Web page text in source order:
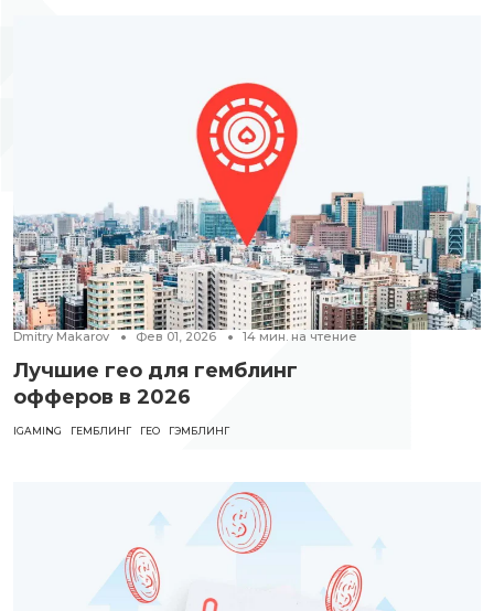
Dmitry Makarov Фев 01, 2026 14 мин. на чтение
Лучшие гео для гемблинг
офферов в 2026
IGAMING ГЕМБЛИНГ ГЕО ГЭМБЛИНГ